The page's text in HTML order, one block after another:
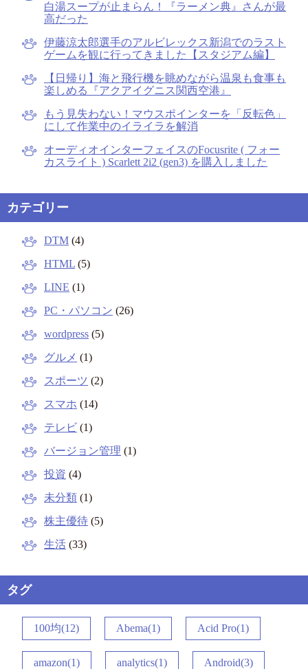
白湯スープが止まらん！『ラーメン典』さんが最
高だった
伊藤涼太郎選手のアルビレックス新潟でのラスト
ゲームを観に行ってきました【スタジアム編】
【日帰り】海と飛行機を眺めながら温泉も食事も
楽しめる『アクアイグニス関西空港』
もう見失わない！マウスポインターを「反転色」
にして作業中のイライラを解消
オーディオインターフェイスのFocusrite ( フォー
カスライト ) Scarlett 2i2 (gen3) を購入しました
カテゴリー
DTM (4)
HTML (5)
LINE (1)
PC・パソコン (26)
wordpress (5)
グルメ (1)
スポーツ (2)
スマホ (14)
テレビ (1)
バージョン管理 (1)
投資 (4)
未分類 (1)
株主優待 (5)
生活 (33)
タグ
100均(12) Abema(1) Acid Pro(1)
amazon(1) analytics(1) Android(3)